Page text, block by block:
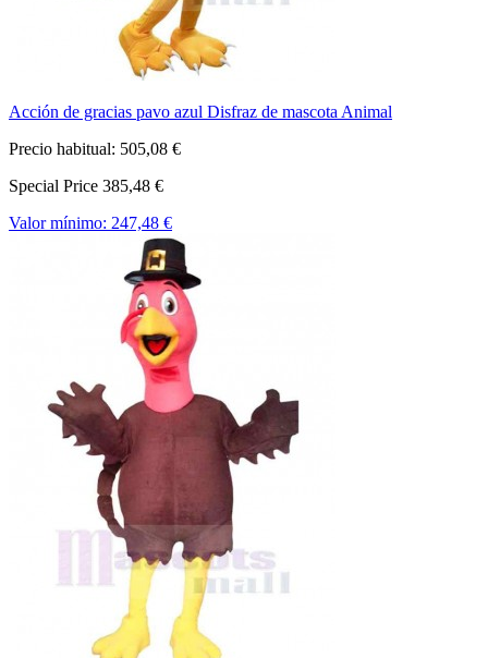
Acción de gracias pavo azul Disfraz de mascota Animal
Precio habitual: 505,08 €
Special Price 385,48 €
Valor mínimo: 247,48 €